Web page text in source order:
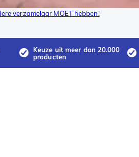
verzamelaar MOET hebben!
Keuze uit meer dan 20.000
producten